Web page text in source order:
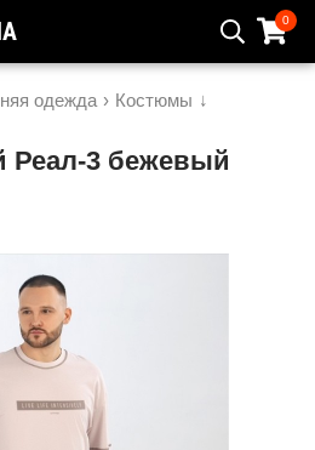
0
одежда › Костюмы ↓
Реал-3 бежевый